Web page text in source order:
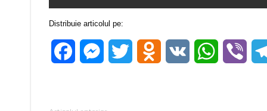
Distribuie articolul pe:
FacebookMessenger
Twitter Odnoklassniki
VK WhatsApp
Viber